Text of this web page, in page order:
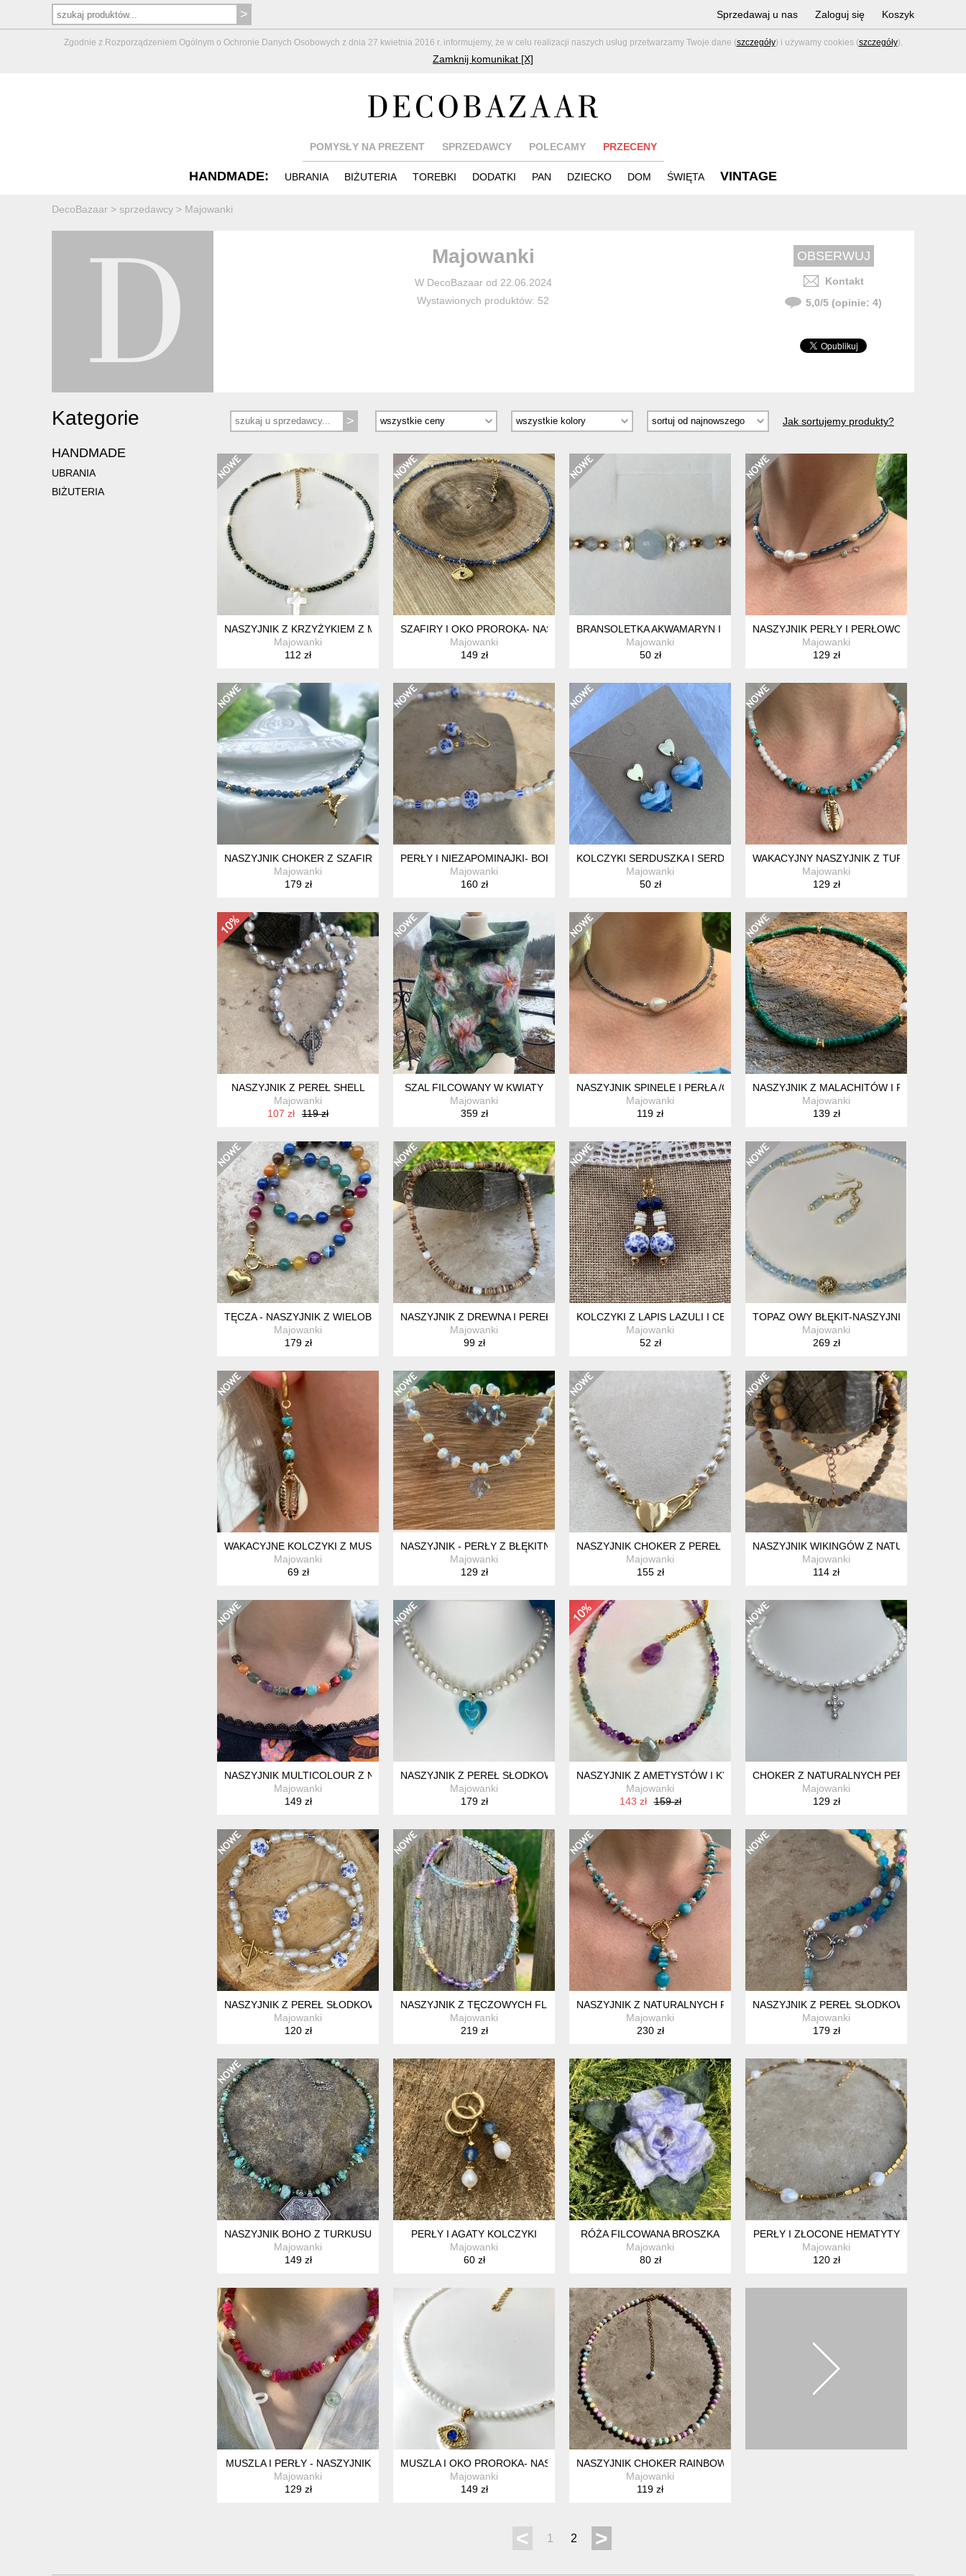
Zgodnie z Rozporządzeniem Ogólnym o Ochronie Danych Osobowych z dnia 27 kwietnia 2016 r. informujemy, że w celu realizacji naszych usług przetwarzamy Twoje dane (szczegóły) i używamy cookies (szczegóły).
Zamknij komunikat [X]
Sprzedawaj u nas Zaloguj się Koszyk
POMYSŁY NA PREZENT SPRZEDAWCY POLECAMY PRZECENY
HANDMADE: UBRANIA BIŻUTERIA TOREBKI DODATKI PAN DZIECKO DOM ŚWIĘTA VINTAGE
DecoBazaar > sprzedawcy > Majowanki
Kontakt
5,0/5 (opinie: 4)
Majowanki
W DecoBazaar od 22.06.2024
Wystawionych produktów: 52
Kategorie
HANDMADE
UBRANIA
BIŻUTERIA
Jak sortujemy produkty?
NASZYJNIK Z KRZYŻYKIEM Z MASY PERŁOWEJ
Majowanki
112 zł
SZAFIRY I OKO PROROKA- NASZYJNIK
Majowanki
149 zł
BRANSOLETKA AKWAMARYN I LABRADORYT NA JEDWABIU
Majowanki
50 zł
NASZYJNIK PERŁY I PERŁOWO
Majowanki
129 zł
NASZYJNIK CHOKER Z SZAFIRÓW ZE ZŁOTYM KOLIBERKIEM
Majowanki
179 zł
PERŁY I NIEZAPOMINAJKI- BOHO NASZYJNIK I KOLCZYKI
Majowanki
160 zł
KOLCZYKI SERDUSZKA I SERDUSZKA
Majowanki
50 zł
WAKACYJNY NASZYJNIK Z TURKUSAMI I
Majowanki
129 zł
NASZYJNIK Z PEREŁ SHELL
Majowanki
107 zł
119 zł
SZAL FILCOWANY W KWIATY
Majowanki
359 zł
NASZYJNIK SPINELE I PERŁA /CHOKER Z PERŁĄ
Majowanki
119 zł
NASZYJNIK Z MALACHITÓW I PEREŁ
Majowanki
139 zł
TĘCZA - NASZYJNIK Z WIELOBARWNYCH AGATÓW
Majowanki
179 zł
NASZYJNIK Z DREWNA I PEREŁ SŁODKOWODNYCH
Majowanki
99 zł
KOLCZYKI Z LAPIS LAZULI I CERAMICZNYMI KORALIKAMI
Majowanki
52 zł
TOPAZ OWY BŁĘKIT-NASZYJNIK I
Majowanki
269 zł
WAKACYJNE KOLCZYKI Z MUSZLAMI
Majowanki
69 zł
NASZYJNIK - PERŁY Z BŁĘKITNYM KRYSZTAŁEM
Majowanki
129 zł
NASZYJNIK CHOKER Z PEREŁ - ZŁOTE SERDUSZKO
Majowanki
155 zł
NASZYJNIK WIKINGÓW Z NATURALNYCH
Majowanki
114 zł
NASZYJNIK MULTICOLOUR Z NATURALNYCH KAMIENI, PEREŁ, SZKŁA WENECKIEGO I MUSZLI
Majowanki
149 zł
NASZYJNIK Z PEREŁ SŁODKOWODNYCH Z SERCEM ZE SZKŁA WENECKIEGO
Majowanki
179 zł
NASZYJNIK Z AMETYSTÓW I KYANITOW
Majowanki
143 zł
159 zł
CHOKER Z NATURALNYCH PEREŁ
Majowanki
129 zł
NASZYJNIK Z PEREŁ SŁODKOWODNYCH I CERAMICZNYCH KORALIKÓW
Majowanki
120 zł
NASZYJNIK Z TĘCZOWYCH FLUORYTÓW I POZŁACANEGO SREBRA
Majowanki
219 zł
NASZYJNIK Z NATURALNYCH PEREŁ SLODKOWODNYCH, NATURALNYCH
Majowanki
230 zł
NASZYJNIK Z PEREŁ SŁODKOWODNYCH I
Majowanki
179 zł
NASZYJNIK BOHO Z TURKUSU AFRYKAŃSKIEGO
Majowanki
149 zł
PERŁY I AGATY KOLCZYKI
Majowanki
60 zł
RÓŻA FILCOWANA BROSZKA
Majowanki
80 zł
PERŁY I ZŁOCONE HEMATYTY
Majowanki
120 zł
MUSZLA I PERŁY - NASZYJNIK
Majowanki
129 zł
MUSZLA I OKO PROROKA- NASZYJNIK OCHRONNY
Majowanki
149 zł
NASZYJNIK CHOKER RAINBOW Z NATURALNYMI PERŁAMI
Majowanki
119 zł
< 1 2 >